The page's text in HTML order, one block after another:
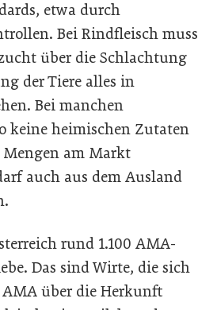
etwa durch
Bei Rindfleisch muss
über die Schlachtung
der Tiere alles in
Bei manchen
keine heimischen Zutaten
am Markt
auch aus dem Ausland
rund 1.100 AMA-
Das sind Wirte, die sich
über die Herkunft